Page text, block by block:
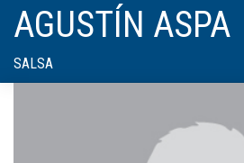
AGUSTÍN ASPA
SALSA